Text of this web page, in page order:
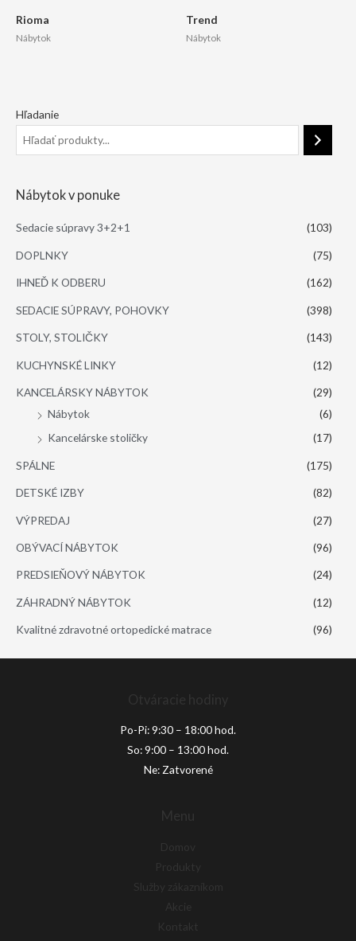
Hľadanie
Nábytok v ponuke
Sedacie súpravy 3+2+1 (103)
DOPLNKY (75)
IHNEĎ K ODBERU (162)
SEDACIE SÚPRAVY, POHOVKY (398)
STOLY, STOLIČKY (143)
KUCHYNSKÉ LINKY (12)
KANCELÁRSKY NÁBYTOK
(29)
Nábytok
(6)
Kancelárske stoličky
(17)
SPÁLNE (175)
DETSKÉ IZBY (82)
VÝPREDAJ (27)
OBÝVACÍ NÁBYTOK (96)
PREDSIEŇOVÝ NÁBYTOK (24)
ZÁHRADNÝ NÁBYTOK (12)
Kvalitné zdravotné ortopedické matrace (96)
Rioma
Nábytok
Trend
Nábytok
Otváracie hodiny
Po-Pi: 9:30 – 18:00 hod.
So: 9:00 – 13:00 hod.
Ne: Zatvorené
Menu